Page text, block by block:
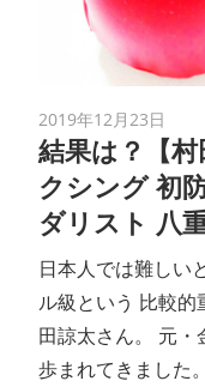
2019年12月23日
結果は？【
クシング 初
ダリスト 八
日本人では難しい
ル級という 比較
田諒太さん。 元
歩まれてきました